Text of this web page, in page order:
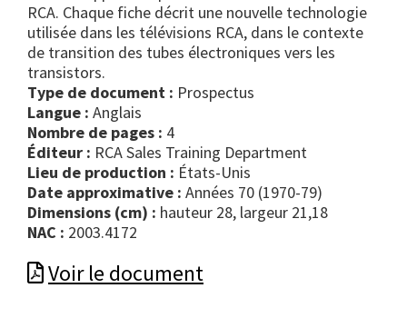
RCA. Chaque fiche décrit une nouvelle technologie
utilisée dans les télévisions RCA, dans le contexte
de transition des tubes électroniques vers les
transistors.
Type de document :
prospectus
Langue : Anglais
Nombre de pages : 4
Éditeur : RCA Sales Training Department
Lieu de production : États-Unis
Date approximative : Années 70 (1970-79)
Dimensions (cm) : hauteur 28, largeur 21,18
NAC : 2003.4172
Voir le document